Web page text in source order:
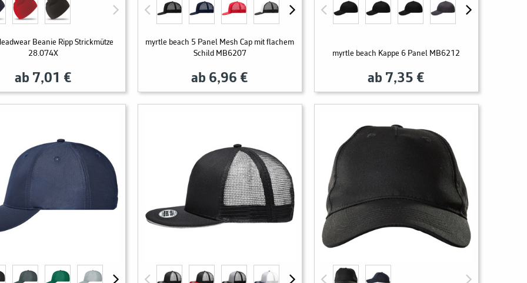
Beanie Ripp Strickmütze
28.074X
ab 7,01 €
myrtle beach 5 Panel Mesh Cap mit flachem
Schild MB6207
ab 6,96 €
myrtle beach Kappe 6 Panel MB6212
ab 7,35 €